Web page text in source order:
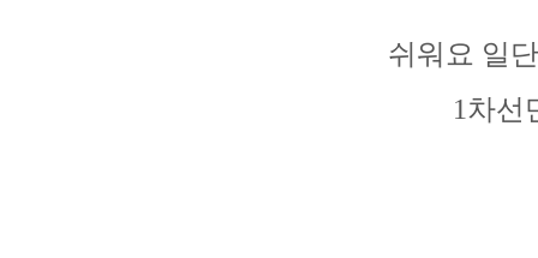
쉬워요 일
1차선